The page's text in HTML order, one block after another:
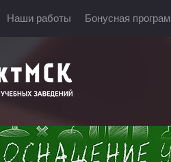
Наши работы Бонусная